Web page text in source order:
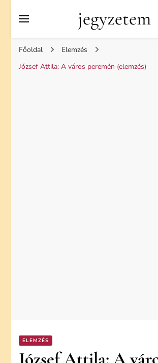
jegyzetem
Főoldal
Elemzés
József Attila: A város peremén (elemzés)
ELEMZÉS